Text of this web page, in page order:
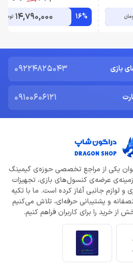
16%
14,790,000 تومان
بازی 09224825043
09100606121
از سال 1396 به‌عنوان یکی از مراجع تخصصی حوزه‌ی گیمینگ
زمینه‌ی عرضه‌ی کنسول‌های بازی، تجهیزات
لوازم جانبی آغاز کرده است. ما با تکیه
و پشتیبانی حرفه‌ای، تلاش می‌کنیم
خرید را برای کاربران فراهم کنیم.